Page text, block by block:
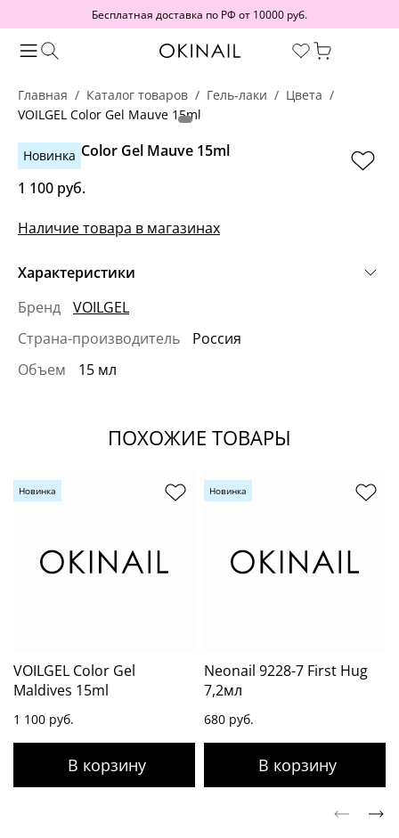
Бесплатная доставка по РФ от 10000 руб.
Главная Каталог товаров Гель-лаки
Цвета
VOILGEL Color Gel Mauve 15ml
Новинка
VOILGEL Color Gel Mauve 15ml
1 100 руб.
Наличие товара в магазинах
Характеристики
Бренд
VOILGEL
Страна-производитель
Россия
Объем
15 мл
ПОХОЖИЕ ТОВАРЫ
Новинка
VOILGEL Color Gel
Maldives 15ml
1 100 руб.
Новинка
Neonail 9228-7 First Hug
7,2мл
680 руб.